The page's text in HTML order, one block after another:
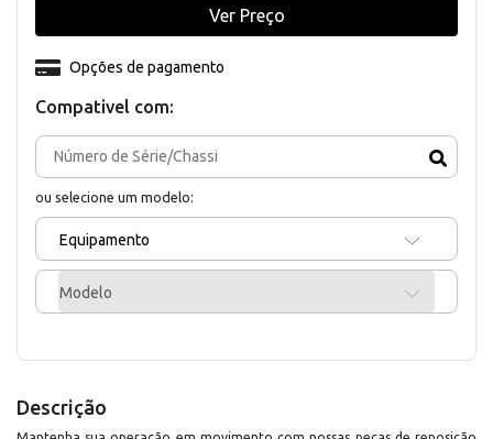
Compativel com:
ou selecione um modelo:
Equipamento
Modelo
Opções de pagamento
Ver Preço
Descrição